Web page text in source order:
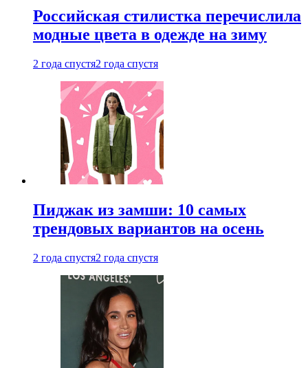
Российская стилистка перечислила
модные цвета в одежде на зиму
2 года спустя2 года спустя
Пиджак из замши: 10 самых
трендовых вариантов на осень
2 года спустя2 года спустя